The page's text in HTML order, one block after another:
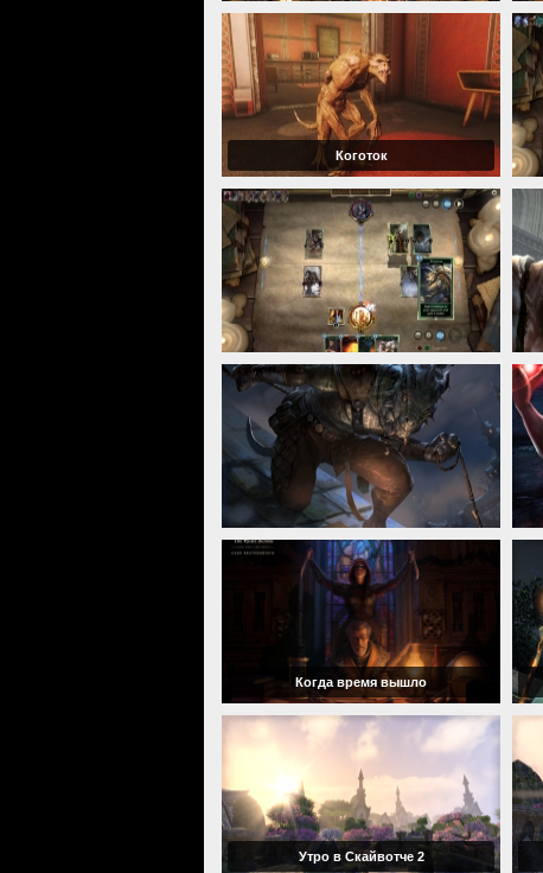
Коготок
Когда время вышло
Утро в Скайвотче 2